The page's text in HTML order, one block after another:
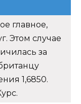
главное,
Этом случае
за
1,6850.